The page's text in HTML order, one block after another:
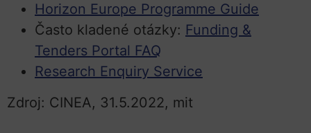
Horizon Europe Programme Guide
Často kladené otázky: Funding &
Tenders Portal FAQ
Research Enquiry Service
Zdroj: CINEA, 31.5.2022, mit